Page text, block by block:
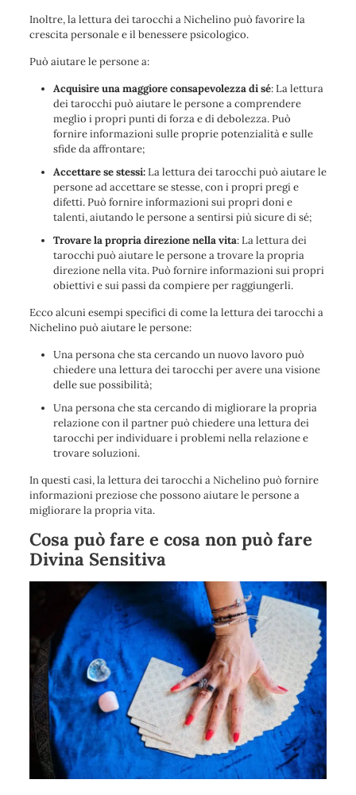
Inoltre, la lettura dei tarocchi a Nichelino può favorire la
crescita personale e il benessere psicologico.
Può aiutare le persone a:
Acquisire una maggiore consapevolezza di sé: La lettura
dei tarocchi può aiutare le persone a comprendere
meglio i propri punti di forza e di debolezza. Può
fornire informazioni sulle proprie potenzialità e sulle
sfide da affrontare;
Accettare se stessi:La lettura dei tarocchi può aiutare le
persone ad accettare se stesse, con i propri pregi e
difetti. Può fornire informazioni sui propri doni e
talenti, aiutando le persone a sentirsi più sicure di sé;
Trovare la propria direzione nella vita: La lettura dei
tarocchi può aiutare le persone a trovare la propria
direzione nella vita. Può fornire informazioni sui propri
obiettivi e sui passi da compiere per raggiungerli.
Ecco alcuni esempi specifici di come la lettura dei tarocchi a
Nichelino può aiutare le persone:
Una persona che sta cercando un nuovo lavoro può
chiedere una lettura dei tarocchi per avere una visione
delle sue possibilità;
Una persona che sta cercando di migliorare la propria
relazione con il partner può chiedere una lettura dei
tarocchi per individuare i problemi nella relazione e
trovare soluzioni.
In questi casi, la lettura dei tarocchi a Nichelino può fornire
informazioni preziose che possono aiutare le persone a
migliorare la propria vita.
Cosa può fare e cosa non può fare
Divina Sensitiva